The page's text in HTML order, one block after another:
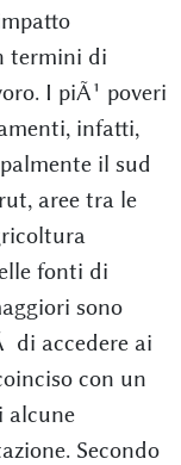
termini di
I piÃ¹ poveri
infatti,
il sud
aree tra le
fonti di
sono
accedere ai
con un
alcune
Secondo